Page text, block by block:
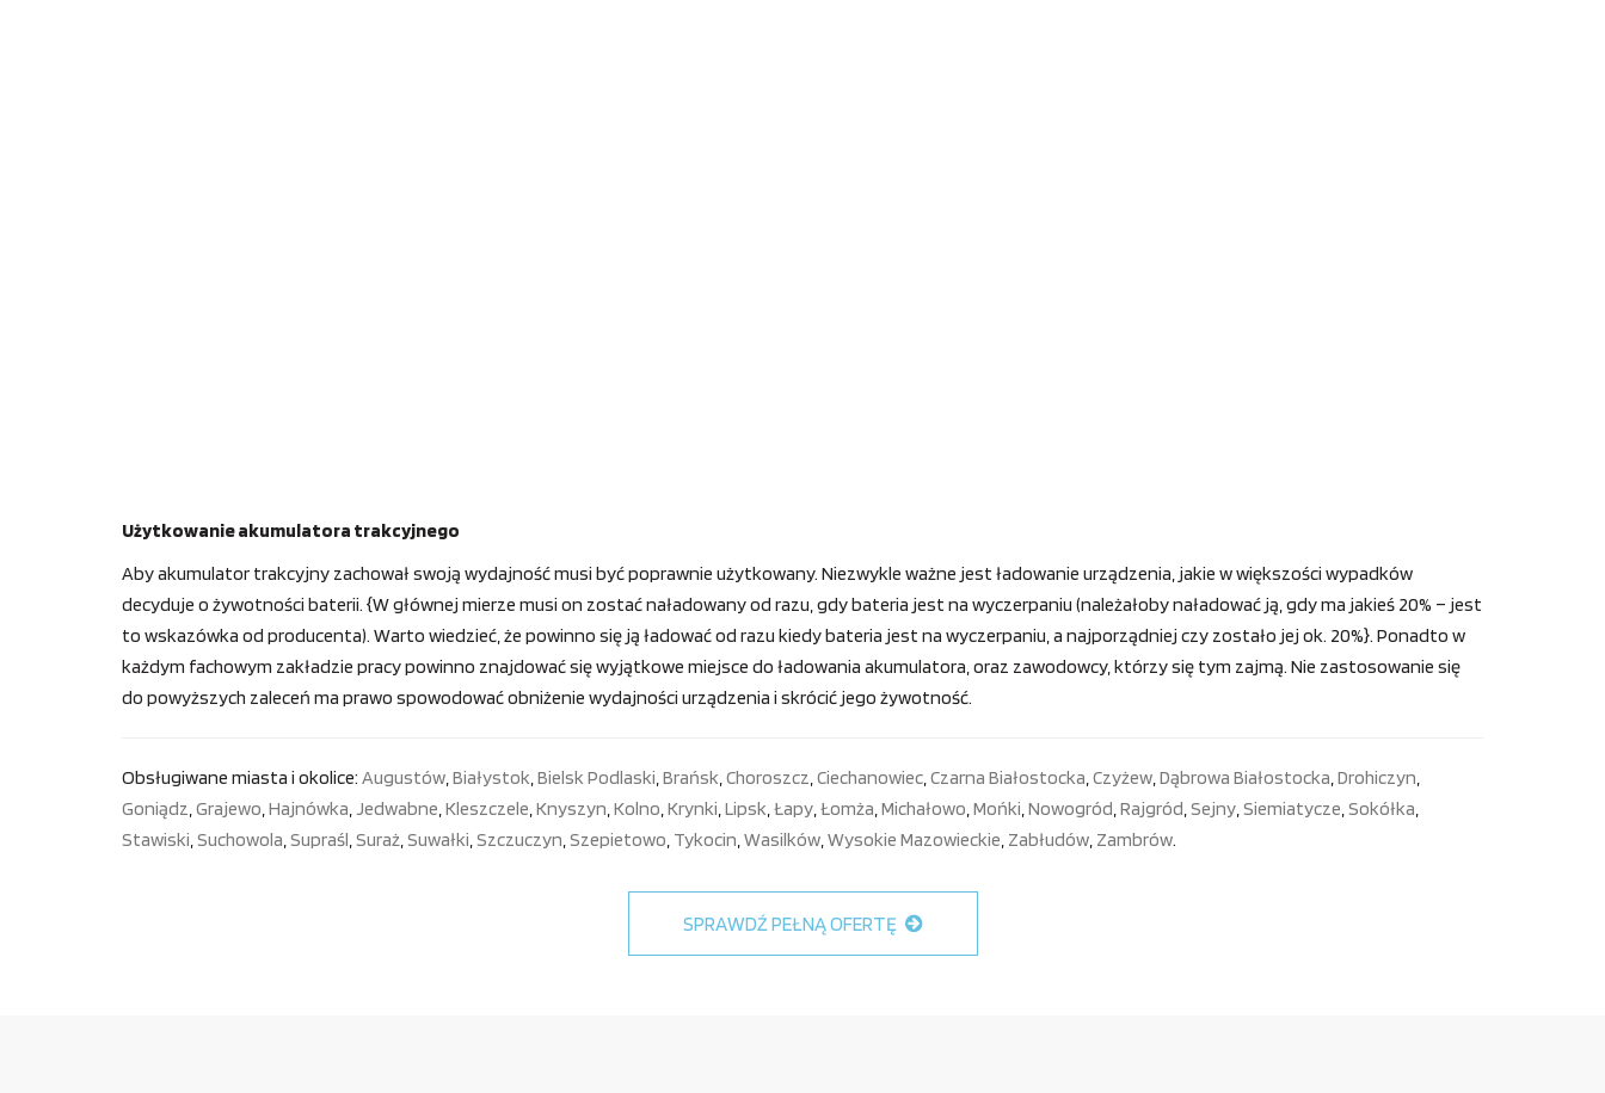
Użytkowanie akumulatora trakcyjnego
Aby akumulator trakcyjny zachował swoją wydajność musi być poprawnie użytkowany. Niezwykle ważne jest ładowanie urządzenia, jakie w większości wypadków
decyduje o żywotności baterii. {W głównej mierze musi on zostać naładowany od razu, gdy bateria jest na wyczerpaniu (należałoby naładować ją, gdy ma jakieś 20% – jest
to wskazówka od producenta). Warto wiedzieć, że powinno się ją ładować od razu kiedy bateria jest na wyczerpaniu, a najporządniej czy zostało jej ok. 20%}. Ponadto w
każdym fachowym zakładzie pracy powinno znajdować się wyjątkowe miejsce do ładowania akumulatora, oraz zawodowcy, którzy się tym zajmą. Nie zastosowanie się
do powyższych zaleceń ma prawo spowodować obniżenie wydajności urządzenia i skrócić jego żywotność.
Obsługiwane miasta i okolice: Augustów Białystok Bielsk Podlaski Brańsk Choroszcz Ciechanowiec Czarna Białostocka Czyżew Dąbrowa Białostocka Drohiczyn
Goniądz Grajewo Hajnówka Jedwabne Kleszczele Knyszyn Kolno Krynki Lipsk Łapy Łomża Michałowo Mońki Nowogród Rajgród Sejny Siemiatycze Sokółka
Stawiski Suchowola Supraśl Suraż Suwałki Szczuczyn Szepietowo Tykocin Wasilków Wysokie Mazowieckie Zabłudów Zambrów.
SPRAWDŹ PEŁNĄ OFERTĘ